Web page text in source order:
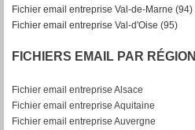
Fichier email entreprise Val-de-Marne (94)
Fichier email entreprise Val-d'Oise (95)
FICHIERS EMAIL PAR RÉGION
Fichier email entreprise Alsace
Fichier email entreprise Aquitaine
Fichier email entreprise Auvergne